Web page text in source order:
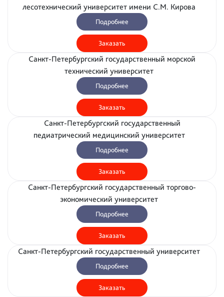
лесотехнический университет имени С.М. Кирова
Подробнее
Заказать
Санкт-Петербургский государственный морской
технический университет
Подробнее
Заказать
Санкт-Петербургский государственный
педиатрический медицинский университет
Подробнее
Заказать
Санкт-Петербургский государственный торгово-
экономический университет
Подробнее
Заказать
Санкт-Петербургский государственный университет
Подробнее
Заказать